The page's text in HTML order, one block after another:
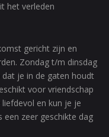
het verleden
gericht zijn en
Zondag t/m dinsdag
je in de gaten houdt
voor vriendschap
en kun je je
een zeer geschikte dag